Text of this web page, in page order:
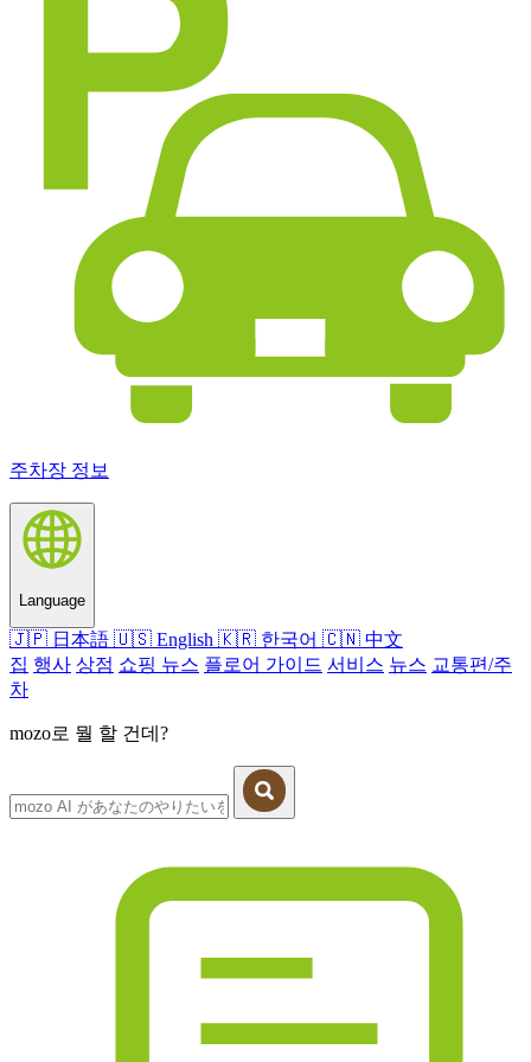
주차장 정보
Language
🇯🇵 日本語 🇺🇸 English 🇰🇷 한국어 🇨🇳 中文
집 행사 상점 쇼핑 뉴스 플로어 가이드 서비스 뉴스 교통편/주
차
mozo로 뭘 할 건데?